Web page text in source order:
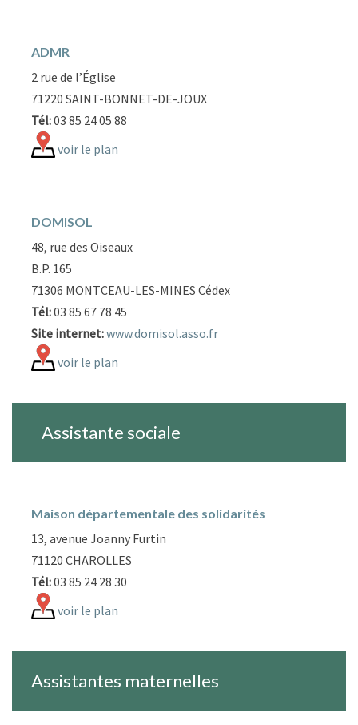
ADMR
2 rue de l’Église
71220 SAINT-BONNET-DE-JOUX
Tél:03 85 24 05 88
voir le plan
DOMISOL
48, rue des Oiseaux
B.P. 165
71306 MONTCEAU-LES-MINES Cédex
Tél:03 85 67 78 45
Site internet:www.domisol.asso.fr
voir le plan
Assistante sociale
Maison départementale des solidarités
13, avenue Joanny Furtin
71120 CHAROLLES
Tél:03 85 24 28 30
voir le plan
Assistantes maternelles